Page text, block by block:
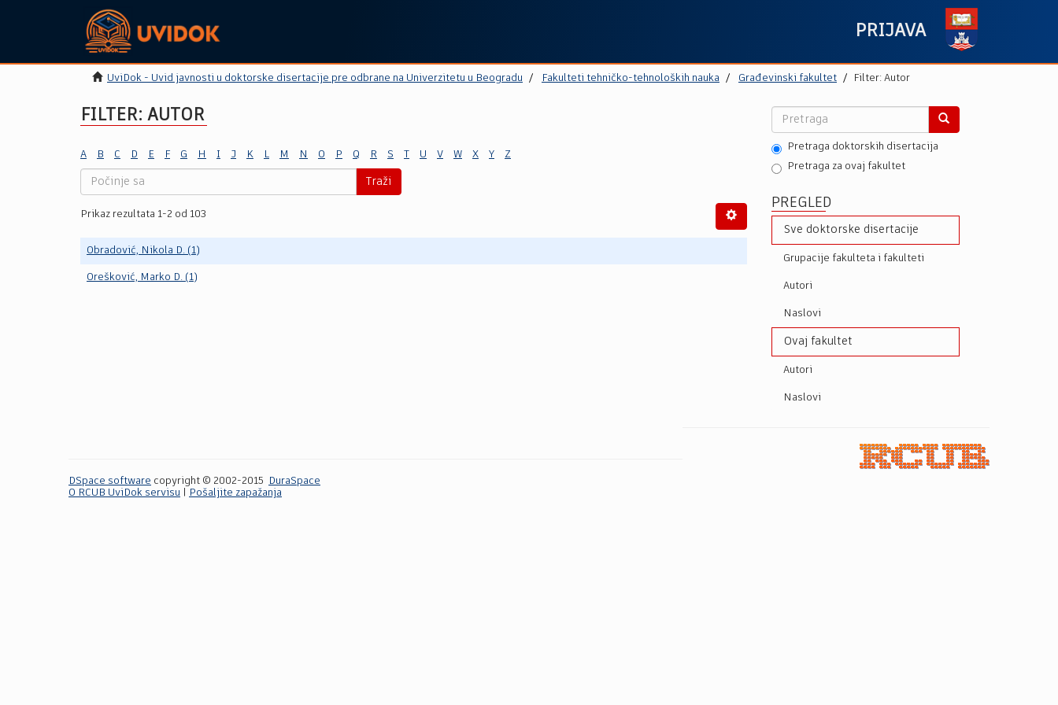
PRIJAVA
UviDok - Uvid javnosti u doktorske disertacije pre odbrane na Univerzitetu u Beogradu Fakulteti tehničko-tehnoloških nauka Građevinski fakultet Filter: Autor
FILTER: AUTOR
A B C D E F G H I J K L M N O P Q R S T U V W X Y Z
Traži
Prikaz rezultata 1-2 od 103
Obradović, Nikola D. (1)
Orešković, Marko D. (1)
Pretraga doktorskih disertacija
Pretraga za ovaj fakultet
PREGLED
Sve doktorske disertacije
Grupacije fakulteta i fakulteti
Autori
Naslovi
Ovaj fakultet
Autori
Naslovi
DSpace software copyright © 2002-2015
DuraSpace
O RCUB UviDok servisu
Pošaljite zapažanja